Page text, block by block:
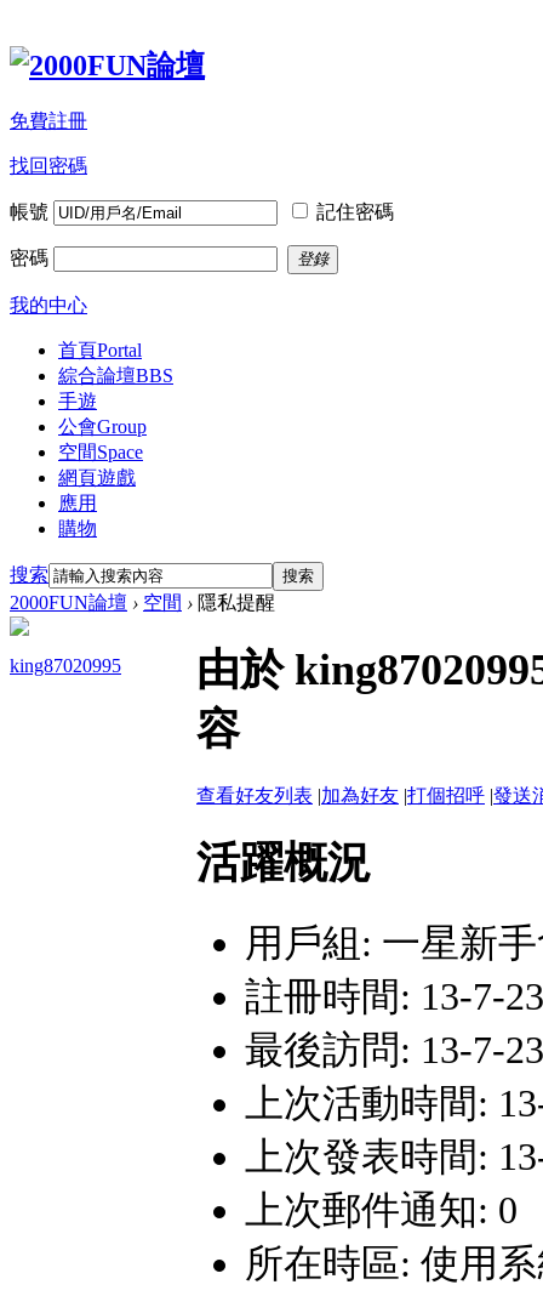
免費註冊
找回密碼
帳號 記住密碼
密碼 登錄
我的中心
首頁Portal
綜合論壇BBS
手遊
公會Group
空間Space
網頁遊戲
應用
購物
搜索 搜索
2000FUN論壇 › 空間 › 隱私提醒
king87020995
由於
容
查看好友列表 |加為好友 |打個招呼 |發送
活躍概況
用戶組: 一星新
註冊時間: 13-7-
最後訪問: 13-7-
上次活動時間:
上次發表時間:
上次郵件通知: 0
所在時區: 使用